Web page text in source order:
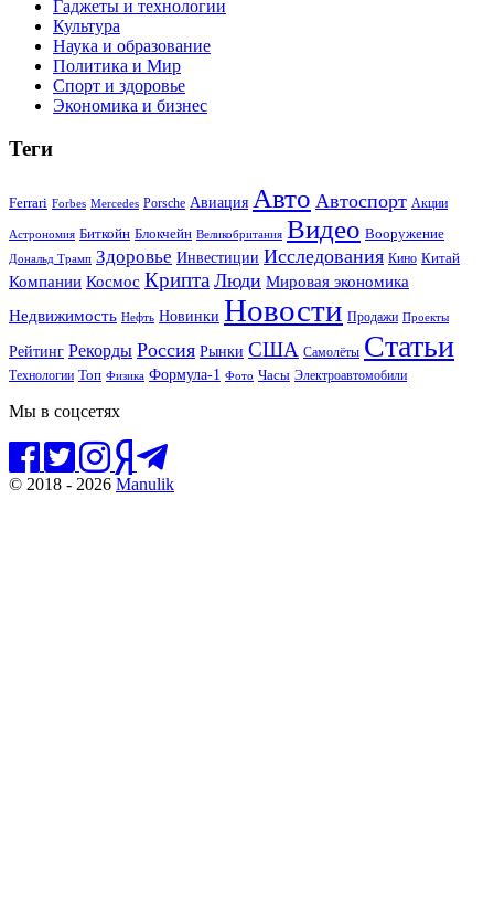
Гаджеты и технологии
Культура
Наука и образование
Политика и Мир
Спорт и здоровье
Экономика и бизнес
Теги
Ferrari Forbes Mercedes Porsche Авиация Авто Автоспорт Акции
Астрономия Биткойн Блокчейн Великобритания Видео Вооружение
Дональд Трамп Здоровье Инвестиции Исследования Кино Китай
Компании Космос Крипта Люди Мировая экономика
Недвижимость Нефть Новинки Новости Продажи Проекты
Рейтинг Рекорды Россия Рынки США Самолёты Статьи
Технологии Топ Физика Формула-1 Фото Часы Электроавтомобили
Мы в соцсетях
© 2018 - 2026 Manulik